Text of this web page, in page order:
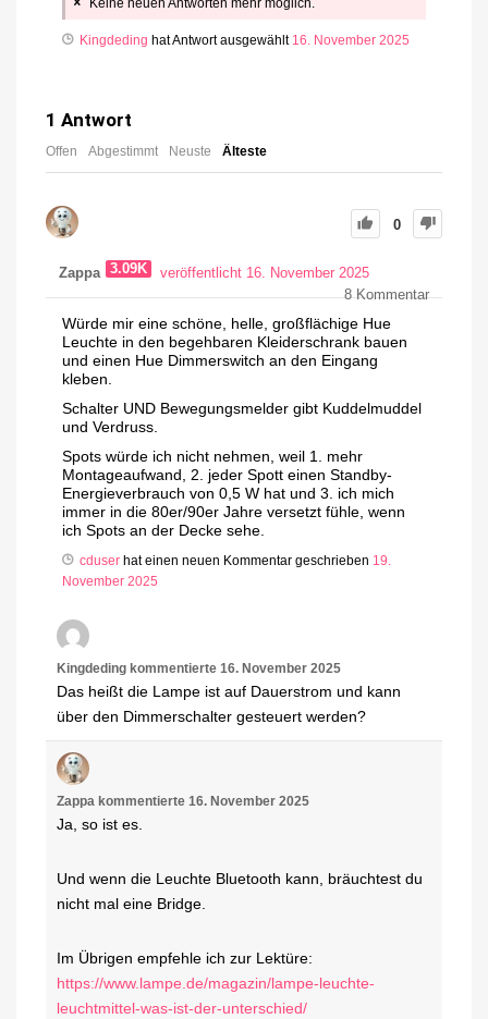
Keine neuen Antworten mehr möglich.
Kingdeding hat Antwort ausgewählt 16. November 2025
1 Antwort
Offen Abgestimmt Neuste Älteste
0
Zappa 3.09K
veröffentlicht 16. November 2025
8Kommentar
Würde mir eine schöne, helle, großflächige Hue
Leuchte in den begehbaren Kleiderschrank bauen
und einen Hue Dimmerswitch an den Eingang
kleben.
Schalter UND Bewegungsmelder gibt Kuddelmuddel
und Verdruss.
Spots würde ich nicht nehmen, weil 1. mehr
Montageaufwand, 2. jeder Spott einen Standby-
Energieverbrauch von 0,5 W hat und 3. ich mich
immer in die 80er/90er Jahre versetzt fühle, wenn
ich Spots an der Decke sehe.
cduser hat einen neuen Kommentar geschrieben 19.
November 2025
Kingdeding kommentierte 16. November 2025
Das heißt die Lampe ist auf Dauerstrom und kann
über den Dimmerschalter gesteuert werden?
Zappa kommentierte 16. November 2025
Ja, so ist es.
Und wenn die Leuchte Bluetooth kann, bräuchtest du
nicht mal eine Bridge.
Im Übrigen empfehle ich zur Lektüre:
https://www.lampe.de/magazin/lampe-leuchte-
leuchtmittel-was-ist-der-unterschied/